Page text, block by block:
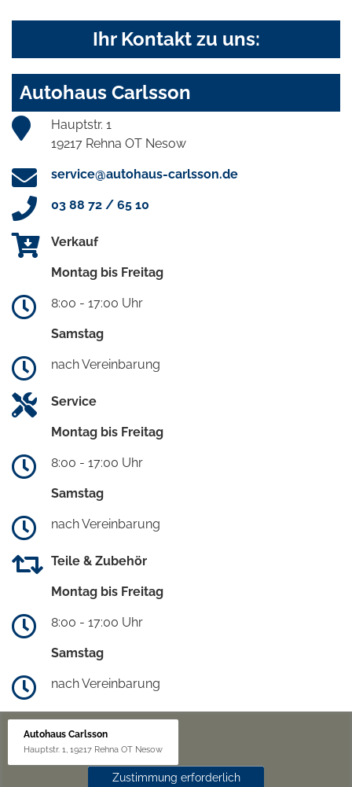
Ihr Kontakt zu uns:
Autohaus Carlsson
Hauptstr. 1
19217 Rehna OT Nesow
service@autohaus-carlsson.de
03 88 72 / 65 10
Verkauf
Montag bis Freitag
8:00 - 17:00 Uhr
Samstag
nach Vereinbarung
Service
Montag bis Freitag
8:00 - 17:00 Uhr
Samstag
nach Vereinbarung
Teile & Zubehör
Montag bis Freitag
8:00 - 17:00 Uhr
Samstag
nach Vereinbarung
Autohaus Carlsson
Hauptstr. 1, 19217 Rehna OT Nesow
Zustimmung erforderlich